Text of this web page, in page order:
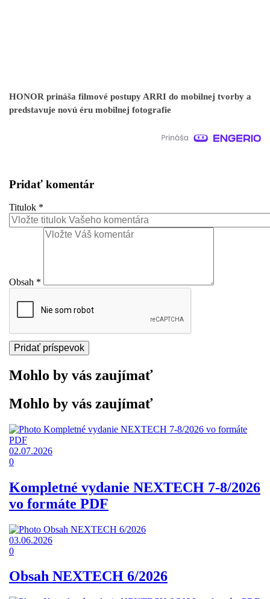
HONOR prináša filmové postupy ARRI do mobilnej tvorby a
predstavuje novú éru mobilnej fotografie
Pridať komentár
Titulok *
Obsah *
Mohlo by vás zaujímať
Mohlo by vás zaujímať
02.07.2026
0
Kompletné vydanie NEXTECH 7-8/2026
vo formáte PDF
03.06.2026
0
Obsah NEXTECH 6/2026